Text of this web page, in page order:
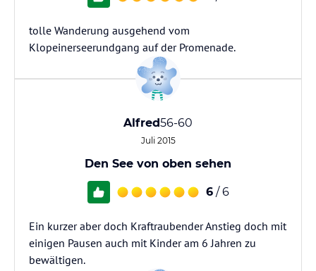
tolle Wanderung ausgehend vom
Klopeinerseerundgang auf der Promenade.
Alfred56-60
Juli 2015
Den See von oben sehen
6 / 6
Ein kurzer aber doch Kraftraubender Anstieg doch mit
einigen Pausen auch mit Kinder am 6 Jahren zu
bewältigen.